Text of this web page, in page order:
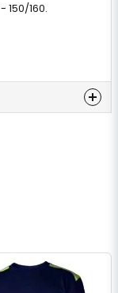
150/160.